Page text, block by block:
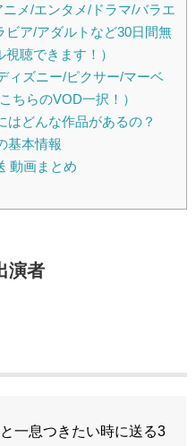
メ/エンタメ/ドラマ/バラエ
ビア/アダルトなど30日間無
聴できます！）
ズニー/ピクサー/マーベ
ちらのVOD一択！）
はどんな作品があるの？
基本情報
動画まとめ
演者
一息つきたい時に送る3